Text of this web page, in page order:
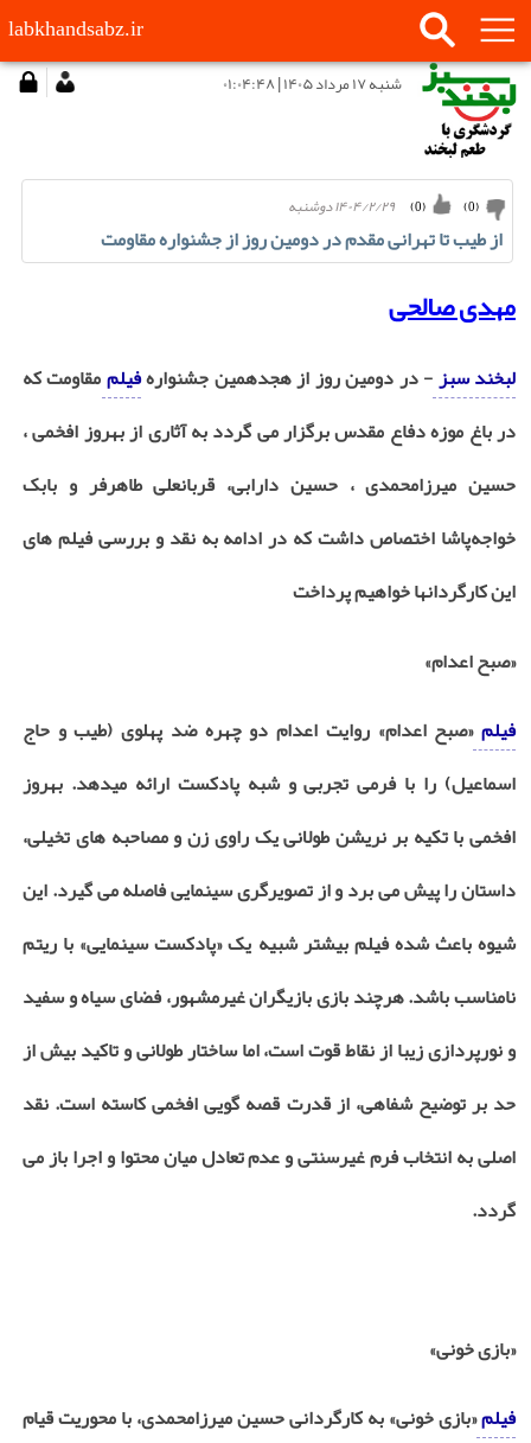
labkhandsabz.ir
شنبه ۱۷ مرداد ۱۴۰۵ | ۰۱:۰۴:۴۸
۱۴۰۴/۲/۲۹ دوشنبه (
0
) (
0
)
از طیب تا تهرانی مقدم در دومین روز از جشنواره مقاومت
مهدی صالحی
لبخند سبز- در دومین روز از هجدهمین جشنوارهفیلممقاومت که
در باغ موزه دفاع مقدس برگزار می گردد به آثاری از بهروز افخمی ،
حسین میرزامحمدی ، حسین دارابی، قربانعلی طاهرفر و بابک
خواجه‌پاشا اختصاص داشت که در ادامه به نقد و بررسی فیلم های
این کارگردانها خواهیم پرداخت
«صبح اعدام»
فیلم«صبح اعدام» روایت اعدام دو چهره ضد پهلوی (طیب و حاج
اسماعیل) را با فرمی تجربی و شبه پادکست ارائه میدهد. بهروز
افخمی با تکیه بر نریشن طولانی یک راوی زن و مصاحبه های تخیلی،
داستان را پیش می برد و از تصویرگری سینمایی فاصله می گیرد. این
شیوه باعث شده فیلم بیشتر شبیه یک «پادکست سینمایی» با ریتم
نامناسب باشد. هرچند بازی بازیگران غیرمشهور، فضای سیاه و سفید
و نورپردازی زیبا از نقاط قوت است، اما ساختار طولانی و تاکید بیش از
حد بر توضیح شفاهی، از قدرت قصه گویی افخمی کاسته است. نقد
اصلی به انتخاب فرم غیرسنتی و عدم تعادل میان محتوا و اجرا باز می
گردد.
«بازی خونی»
فیلم«بازی خونی» به کارگردانی حسین میرزامحمدی، با محوریت قیام